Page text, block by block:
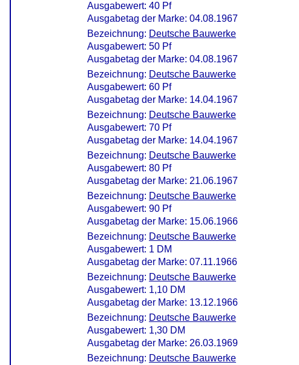
Ausgabewert: 40 Pf
Ausgabetag der Marke: 04.08.1967
Bezeichnung: Deutsche Bauwerke
Ausgabewert: 50 Pf
Ausgabetag der Marke: 04.08.1967
Bezeichnung: Deutsche Bauwerke
Ausgabewert: 60 Pf
Ausgabetag der Marke: 14.04.1967
Bezeichnung: Deutsche Bauwerke
Ausgabewert: 70 Pf
Ausgabetag der Marke: 14.04.1967
Bezeichnung: Deutsche Bauwerke
Ausgabewert: 80 Pf
Ausgabetag der Marke: 21.06.1967
Bezeichnung: Deutsche Bauwerke
Ausgabewert: 90 Pf
Ausgabetag der Marke: 15.06.1966
Bezeichnung: Deutsche Bauwerke
Ausgabewert: 1 DM
Ausgabetag der Marke: 07.11.1966
Bezeichnung: Deutsche Bauwerke
Ausgabewert: 1,10 DM
Ausgabetag der Marke: 13.12.1966
Bezeichnung: Deutsche Bauwerke
Ausgabewert: 1,30 DM
Ausgabetag der Marke: 26.03.1969
Bezeichnung: Deutsche Bauwerke